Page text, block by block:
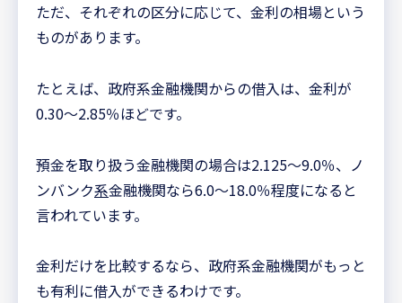
ただ、それぞれの区分に応じて、金利の相場という
ものがあります。
たとえば、政府系金融機関からの借入は、金利が
0.30～2.85％ほどです。
預金を取り扱う金融機関の場合は2.125～9.0％、ノ
ンバンク系金融機関なら6.0～18.0％程度になると
言われています。
金利だけを比較するなら、政府系金融機関がもっと
も有利に借入ができるわけです。